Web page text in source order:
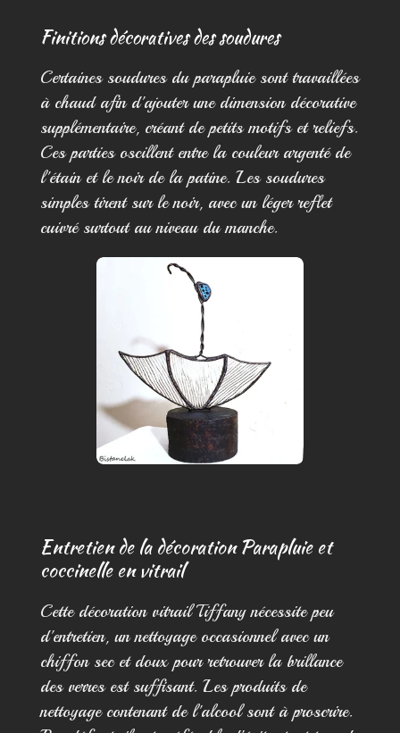
Finitions décoratives des soudures
Certaines soudures du parapluie sont travaillées
à chaud afin d'ajouter une dimension décorative
supplémentaire, créant de petits motifs et reliefs.
Ces parties oscillent entre la couleur argenté de
l'étain et le noir de la patine. Les soudures
simples tirent sur le noir, avec un léger reflet
cuivré surtout au niveau du manche.
Entretien de la décoration Parapluie et
coccinelle en vitrail
Cette décoration vitrail Tiffany nécessite peu
d'entretien, un nettoyage occasionnel avec un
chiffon sec et doux pour retrouver la brillance
des verres est suffisant. Les produits de
nettoyage contenant de l'alcool sont à proscrire.